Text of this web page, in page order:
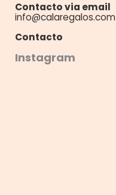
Contacto via email
info@calaregalos.com
Contacto
Instagram